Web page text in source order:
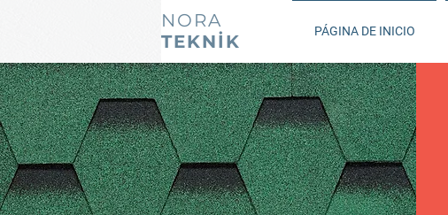
NORA
TEKNİK
PÁGINA DE INICIO